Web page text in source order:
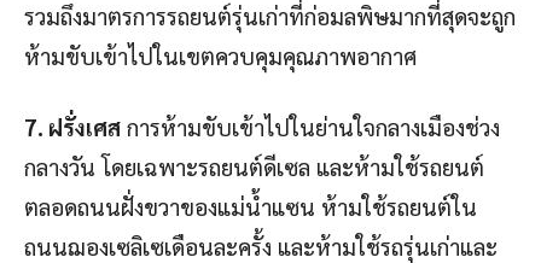
รวมถึงมาตรการรถยนต์รุ่นเก่าที่ก่อมลพิษมากที่สุดจะถูก
ห้ามขับเข้าไปในเขตควบคุมคุณภาพอากาศ
7. ฝรั่งเศส การห้ามขับเข้าไปในย่านใจกลางเมืองช่วง
กลางวัน โดยเฉพาะรถยนต์ดีเซล และห้ามใช้รถยนต์
ตลอดถนนฝั่งขวาของแม่น้ำแซน ห้ามใช้รถยนต์ใน
ถนนฌองเซลิเซเดือนละครั้ง และห้ามใช้รถรุ่นเก่าและ